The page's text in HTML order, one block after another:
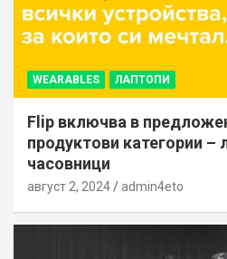
WEARABLES ЛАПТОПИ
Flip включва в
продуктови категории –
часовници
август 2, 2024 admin4eto